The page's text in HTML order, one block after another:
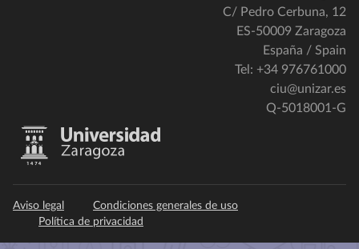
C/ Pedro Cerbuna, 12
ES-50009 Zaragoza
España / Spain
Tel: +34 976761000
ciu@unizar.es
Q-5018001-G
Aviso legal
Condiciones generales de uso
Política de privacidad